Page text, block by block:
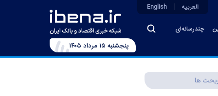
چندرسانه‌ای
العربیه English
پنجشنبه ۱۵ مرداد ۱۴۰۵
ها